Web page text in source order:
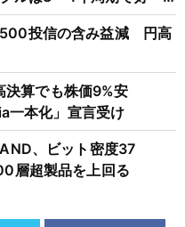
投信の含み益減 円高
決算でも株価9%安
一本化」宣言受け
、ビット密度37
層超製品を上回る